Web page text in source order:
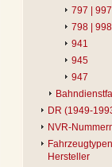
797 | 997
798 | 998
941
945
947
DR (1949-
NVR-
Hersteller